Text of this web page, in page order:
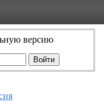
версию